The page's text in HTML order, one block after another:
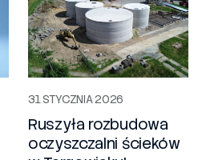
31 STYCZNIA 2026
Ruszyła rozbudowa
oczyszczalni ścieków